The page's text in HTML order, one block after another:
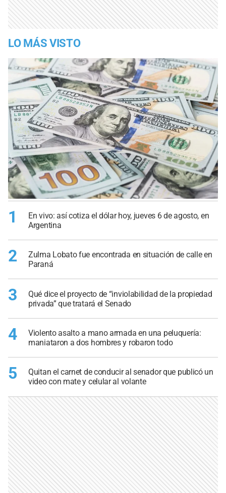
LO MÁS VISTO
1
En vivo: así cotiza el dólar hoy, jueves 6 de agosto, en
Argentina
2
Zulma Lobato fue encontrada en situación de calle en
Paraná
3
Qué dice el proyecto de “inviolabilidad de la propiedad
privada” que tratará el Senado
4
Violento asalto a mano armada en una peluquería:
maniataron a dos hombres y robaron todo
5
Quitan el carnet de conducir al senador que publicó un
video con mate y celular al volante